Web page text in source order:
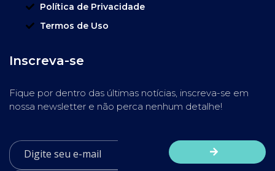
Política de Privacidade
Termos de Uso
Inscreva-se
Fique por dentro das últimas notícias, inscreva-se em
nossa newsletter e não perca nenhum detalhe!